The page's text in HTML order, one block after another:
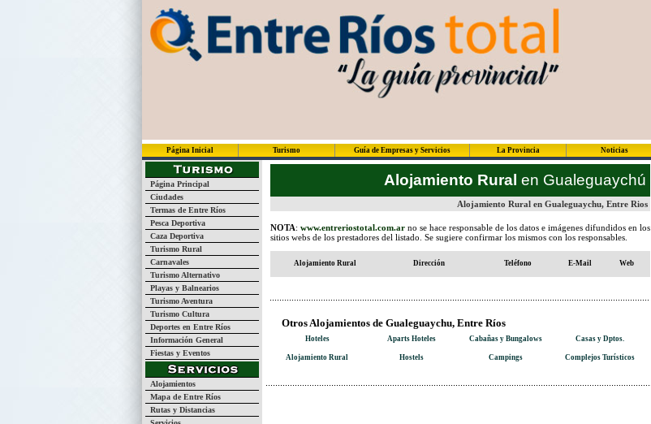
Página Inicial Turismo Guía de Empresas y Servicios La Provincia Noticias
Página Principal
Ciudades
Termas de Entre Ríos
Pesca Deportiva
Caza Deportiva
Turismo Rural
Carnavales
Turismo Alternativo
Playas y Balnearios
Turismo Aventura
Turismo Cultura
Deportes en Entre Ríos
Información General
Fiestas y Eventos
Alojamientos
Mapa de Entre Ríos
Rutas y Distancias
Alojamiento Rural en Gualeguaychú
Alojamiento Rural en Gualeguaychu, Entre Rios
NOTA: www.entreriostotal.com.arno se hace responsable de los datos e imágenes difundidos en los
sitios webs de los prestadores del listado. Se sugiere confirmar los mismos con los responsables.
Alojamiento Rural Dirección Teléfono E-Mail Web
Otros Alojamientos de Gualeguaychu, Entre Ríos
Hoteles Aparts Hoteles Cabañas y Bungalows Casas y Dptos.
Alojamiento Rural Hostels Campings Complejos Turísticos